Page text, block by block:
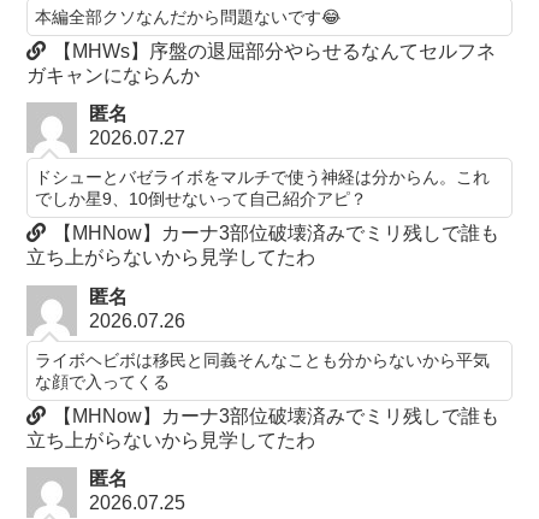
本編全部クソなんだから問題ないです😂
【MHWs】序盤の退屈部分やらせるなんてセルフネ
ガキャンにならんか
匿名
2026.07.27
ドシューとバゼライボをマルチで使う神経は分からん。これ
でしか星9、10倒せないって自己紹介アピ？
【MHNow】カーナ3部位破壊済みでミリ残しで誰も
立ち上がらないから見学してたわ
匿名
2026.07.26
ライボヘビボは移民と同義そんなことも分からないから平気
な顔で入ってくる
【MHNow】カーナ3部位破壊済みでミリ残しで誰も
立ち上がらないから見学してたわ
匿名
2026.07.25